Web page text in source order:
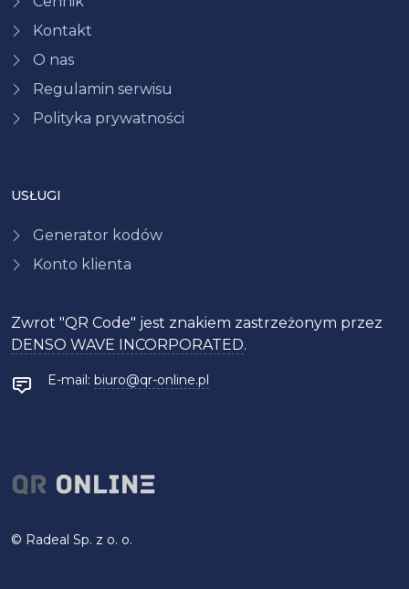
© Radeal Sp. z o. o.
USŁUGI
Generator kodów
Konto klienta
Zwrot "QR Code" jest znakiem zastrzeżonym przez
DENSO WAVE INCORPORATED.
E-mail: biuro@qr-online.pl
Kontakt
O nas
Regulamin serwisu
Polityka prywatności